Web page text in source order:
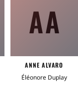
AA
ANNE ALVARO
Éléonore Duplay